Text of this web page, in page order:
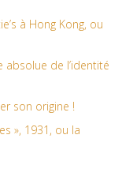
à Hong Kong, ou
absolue de l’identité
son origine !
», 1931, ou la